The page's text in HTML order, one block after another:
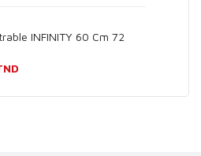
INFINITY 60 Cm 72